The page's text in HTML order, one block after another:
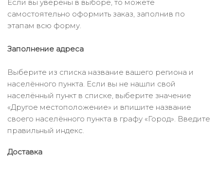
Если вы уверены в выборе, то можете
самостоятельно оформить заказ, заполнив по
этапам всю форму.
Заполнение адреса
Выберите из списка название вашего региона и
населённого пункта. Если вы не нашли свой
населённый пункт в списке, выберите значение
«Другое местоположение» и впишите название
своего населённого пункта в графу «Город». Введите
правильный индекс.
Доставка